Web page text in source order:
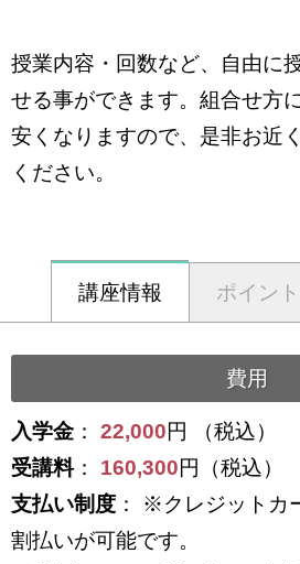
授業内容・回数など、自由に
せる事ができます。組合せ方
安くなりますので、是非お近
ください。
講座情報 ポイン
費用
入学金 ： 22,000円 （税込）
受講料： 160,300円（税込）
支払い制度 ： ※クレジットカ
割払いが可能です。